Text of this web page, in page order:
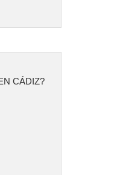
CÁDIZ?